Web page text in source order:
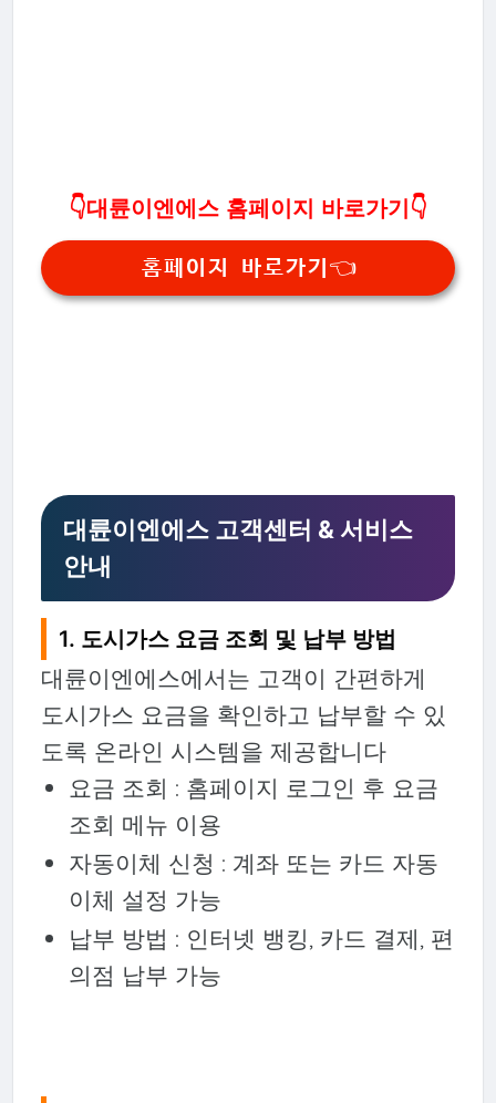
👇대륜이엔에스 홈페이지 바로가기👇
홈페이지 바로가기👈
대륜이엔에스 고객센터 & 서비스
안내
1. 도시가스 요금 조회 및 납부 방법
대륜이엔에스에서는 고객이 간편하게
도시가스 요금을 확인하고 납부할 수 있
도록 온라인 시스템을 제공합니다
요금 조회 : 홈페이지 로그인 후 요금
조회 메뉴 이용
자동이체 신청 : 계좌 또는 카드 자동
이체 설정 가능
납부 방법 : 인터넷 뱅킹, 카드 결제, 편
의점 납부 가능